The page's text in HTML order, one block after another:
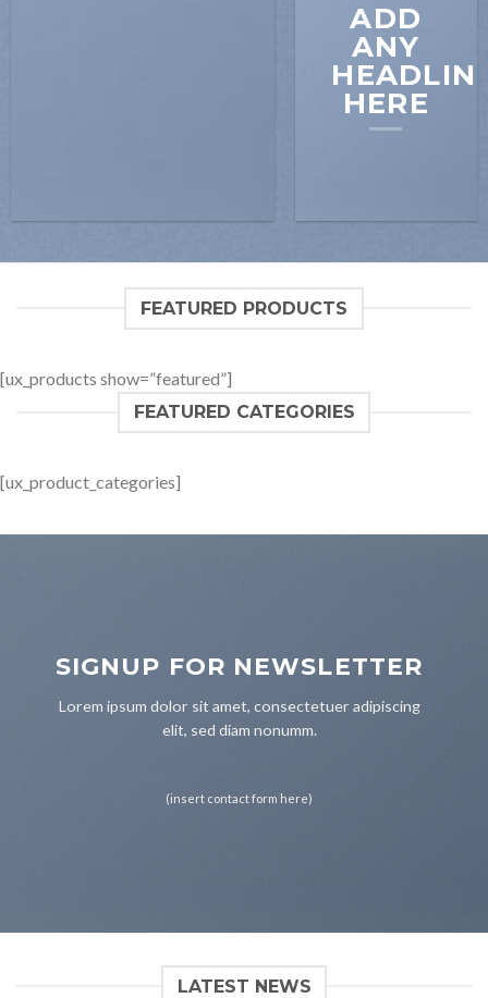
ADD
ANY
HERE
FEATURED PRODUCTS
[ux_products show=”featured”]
FEATURED CATEGORIES
[ux_product_categories]
SIGNUP FOR NEWSLETTER
Lorem ipsum dolor sit amet, consectetuer adipiscing
elit, sed diam nonumm.
(insert contact form here)
LATEST NEWS